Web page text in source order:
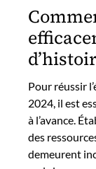
Pour réussir
2024, il est
à l’avance.
des
demeurent